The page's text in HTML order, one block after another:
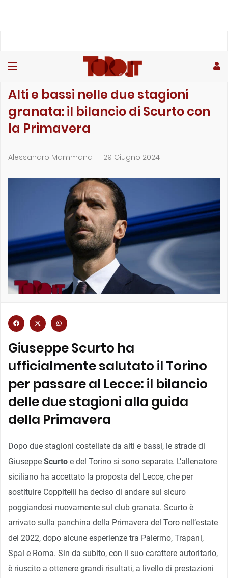
Alti e bassi nelle due stagioni
granata: il bilancio di Scurto con
la Primavera
Alessandro Mammana - 29 Giugno 2024
Giuseppe Scurto ha
ufficialmente salutato il Torino
per passare al Lecce: il bilancio
delle due stagioni alla guida
della Primavera
Dopo due stagioni costellate da alti e bassi, le strade di
Giuseppe Scurto e del Torino si sono separate. L’allenatore
siciliano ha accettato la proposta del Lecce, che per
sostituire Coppitelli ha deciso di andare sul sicuro
poggiandosi nuovamente sul club granata. Scurto è
arrivato sulla panchina della Primavera del Toro nell’estate
del 2022, dopo alcune esperienze tra Palermo, Trapani,
Spal e Roma. Sin da subito, con il suo carattere autoritario,
è riuscito a ottenere grandi risultati, a livello di prestazioni